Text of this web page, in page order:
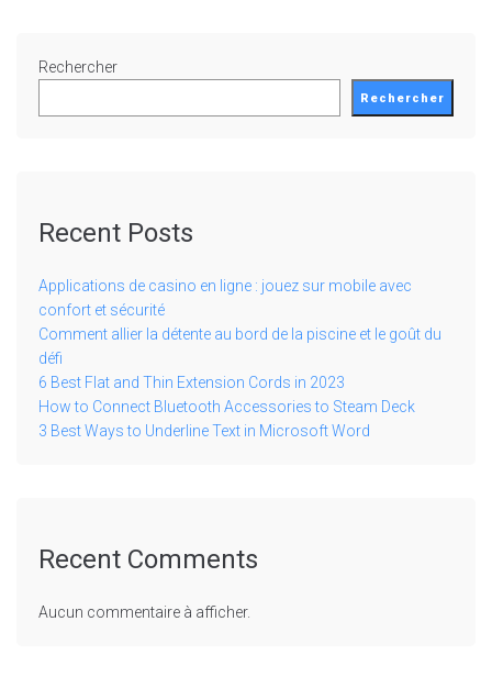
Rechercher
Rechercher
Recent Posts
Applications de casino en ligne : jouez sur mobile avec
confort et sécurité
Comment allier la détente au bord de la piscine et le goût du
défi
6 Best Flat and Thin Extension Cords in 2023
How to Connect Bluetooth Accessories to Steam Deck
3 Best Ways to Underline Text in Microsoft Word
Recent Comments
Aucun commentaire à afficher.